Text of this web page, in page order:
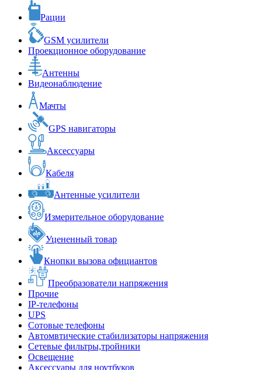
Рации
GSM усилители
Проекционное оборудование
Антенны
Видеонаблюдение
Мачты
GPS навигаторы
Аксессуары
Кабеля
Антенные усилители
Измерительное оборудование
Уцененный товар
Кнопки вызова официантов
Преобразователи напряжения
Прочие
IP-телефоны
UPS
Сотовые телефоны
Автомвтические стабилизаторы напряжения
Сетевые фильтры,тройники
Освещение
Аксессуары для ноутбуков